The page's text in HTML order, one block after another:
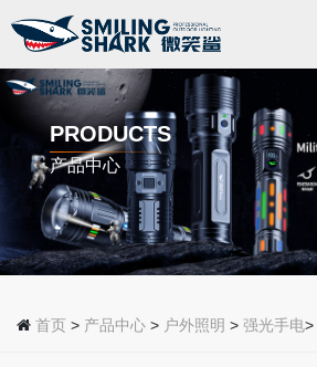
PRODUCTS
产品中心
首页 > 产品中心 > 户外照明 > 强光手电>